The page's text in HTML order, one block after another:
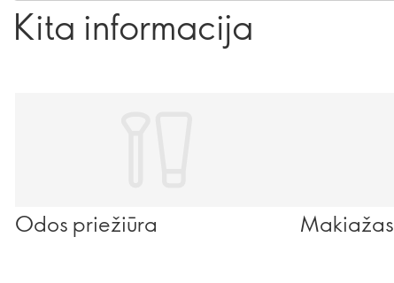
atrodytumėte (ir kvepėtumėte) kaip tikras žinovas.
Skaitykite toliau ir pakelkite savo aromatų žinias į naują
Kita informacija
Odos priežiūra Makiažas